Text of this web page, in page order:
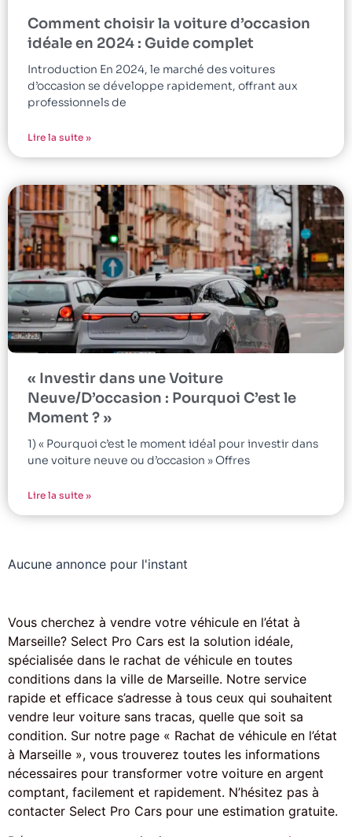
Comment choisir la voiture d’occasion
idéale en 2024 : Guide complet
Introduction En 2024, le marché des voitures
d’occasion se développe rapidement, offrant aux
professionnels de
Lire la suite »
« Investir dans une Voiture
Neuve/D’occasion : Pourquoi C’est le
Moment ? »
1) « Pourquoi c’est le moment idéal pour investir dans
une voiture neuve ou d’occasion » Offres
Lire la suite »
Aucune annonce pour l'instant
Vous cherchez à vendre votre véhicule en l’état à
Marseille? Select Pro Cars est la solution idéale,
spécialisée dans le rachat de véhicule en toutes
conditions dans la ville de Marseille. Notre service
rapide et efficace s’adresse à tous ceux qui souhaitent
vendre leur voiture sans tracas, quelle que soit sa
condition. Sur notre page « Rachat de véhicule en l’état
à Marseille », vous trouverez toutes les informations
nécessaires pour transformer votre voiture en argent
comptant, facilement et rapidement. N’hésitez pas à
contacter Select Pro Cars pour une estimation gratuite.